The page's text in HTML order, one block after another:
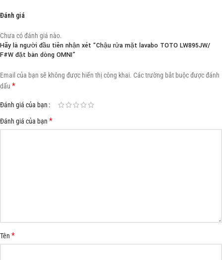
Đánh giá
Chưa có đánh giá nào.
Hãy là người đầu tiên nhận xét “Chậu rửa mặt lavabo TOTO LW895JW/
F#W đặt bàn dòng OMNI”
Email của bạn sẽ không được hiển thị công khai. Các trường bắt buộc được đánh
dấu *
Đánh giá của bạn
Đánh giá của bạn *
Tên *